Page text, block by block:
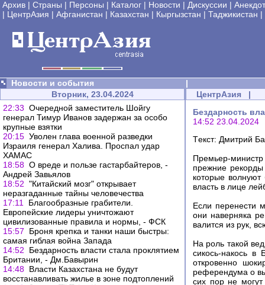
Архив | Страны | Персоны | Каталог | Новости | Дискуссии |
| ЦентрАзия | Афганистан | Казахстан | Кыргызстан | Таджикистан |
Новости и события
|
Вторник, 23.04.2024
22:33 Очередной заместитель Шойгу
генерал Тимур Иванов задержан за особо
крупные взятки
20:15 Уволен глава военной разведки
Израиля генерал Халива. Проспал удар
ХАМАС
18:58 О вреде и пользе гастарбайтеров, -
Андрей Завьялов
18:52 "Китайский мозг" открывает
неразгаданные тайны человечества
17:11
Благообразные грабители.
Европейские лидеры уничтожают
цивилизованные правила и нормы, - ФСК
15:57
Броня крепка и танки наши быстры:
самая гиблая война Запада
14:52
Бездарность власти стала проклятием
Британии, - Дм.Бавырин
14:48 Власти Казахстана не будут
восстанавливать жилье в зоне подтоплений
ЦентрАзия |
Бездарность
14:52 23.04.2024
Tекст: Дмитрий
Премьер-
прежние
которые
власть в лице
Если перенести
они наверняка
валится из рук,
На роль такой
сикось-накось
откровенно
референдума о
сих пор не могут